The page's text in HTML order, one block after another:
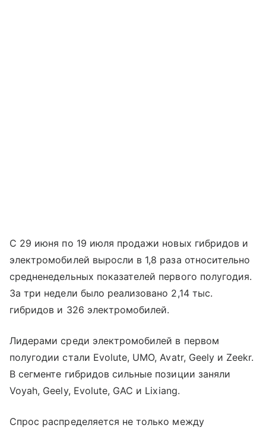
С 29 июня по 19 июля продажи новых гибридов и
электромобилей выросли в 1,8 раза относительно
средненедельных показателей первого полугодия.
За три недели было реализовано 2,14 тыс.
гибридов и 326 электромобилей.
Лидерами среди электромобилей в первом
полугодии стали Evolute, UMO, Avatr, Geely и Zeekr.
В сегменте гибридов сильные позиции заняли
Voyah, Geely, Evolute, GAC и Lixiang.
Спрос распределяется не только между